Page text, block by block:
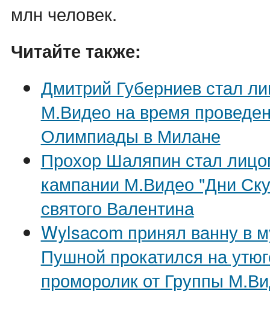
млн человек.
Читайте также:
Дмитрий Губерниев стал
М.Видео на время
Олимпиады в Милане
Прохор Шаляпин стал
кампании М.Видео "Дни
святого Валентина
Wylsacom принял ванну в
Пушной прокатился на
проморолик от Группы